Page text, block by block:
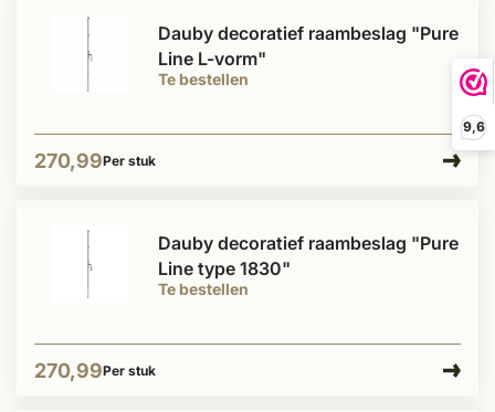
9,6
Te bestellen
Dauby decoratief raambeslag "Pure
Line L-vorm"
270,99Per stuk
Te bestellen
Dauby decoratief raambeslag "Pure
Line type 1830"
270,99Per stuk